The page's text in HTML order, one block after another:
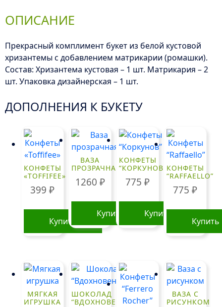
ОПИСАНИЕ
Прекрасный комплимент букет из белой кустовой
хризантемы с добавлением матрикарии (ромашки).
Состав: Хризантема кустовая – 1 шт. Матрикария – 2
шт. Упаковка дизайнерская – 1 шт.
ДОПОЛНЕНИЯ К БУКЕТУ
КОНФЕТЫ
«TOFFIFEE»
399₽
Купить
ВАЗА
ПРОЗРАЧНАЯ
1260 ₽
Купить
КОНФЕТЫ
“КОРКУНОВ”
775₽
Купить
КОНФЕТЫ
“RAFFAELLO”
775₽
Купить
МЯГКАЯ
ИГРУШКА
ШОКОЛАД
“ВДОХНОВЕНИЕ”
ВАЗА С
РИСУНКОМ